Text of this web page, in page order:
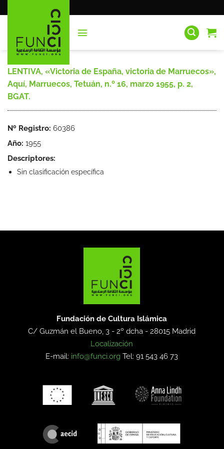
al
LENTIVA, «Victoria de España, victoria de Marruecos»,
Aquí, Marruecos, Tetuán, n.º 16, marzo 1955, p. 2,
BGAT.
Nº Registro: 60386
Año: 1955
Descriptores:
Sin clasificación específica
Fundación de Cultura Islámica
C/ Guzmán el Bueno, 3 - 2º dcha -28015 Madrid
Localización
E-mail: info@funci.org Tel: 91 543 46 73